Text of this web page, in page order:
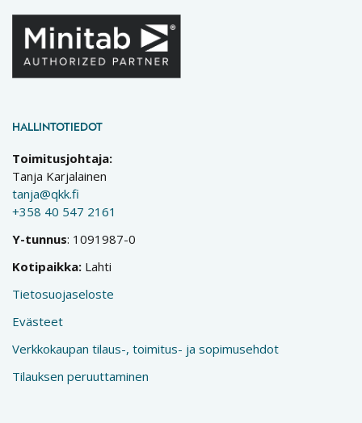
HALLINTOTIEDOT
Toimitusjohtaja:
Tanja Karjalainen
tanja@qkk.fi
+358 40 547 2161
Y-tunnus: 1091987-0
Kotipaikka: Lahti
Tietosuojaseloste
Evästeet
Verkkokaupan tilaus-, toimitus- ja sopimusehdot
Tilauksen peruuttaminen